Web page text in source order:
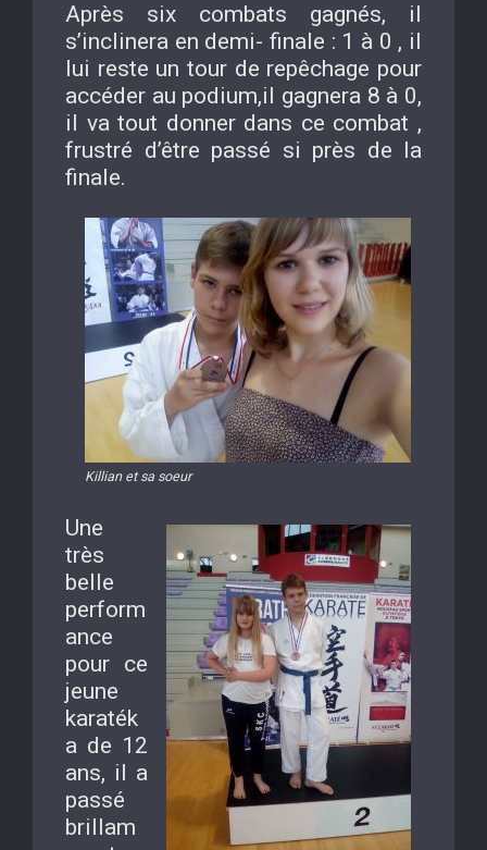
Après six combats gagnés, il
s’inclinera en demi- finale : 1 à 0 , il
lui reste un tour de repêchage pour
accéder au podium,il gagnera 8 à 0,
il va tout donner dans ce combat ,
frustré d’être passé si près de la
finale.
Killian et sa soeur
Une
très
belle
perform
ance
pour ce
jeune
karaték
a de 12
ans, il a
passé
brillam